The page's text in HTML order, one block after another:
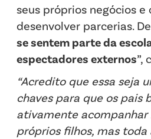
seus próprios negócios
desenvolver parcerias.
se sentem parte da
espectadores externos”,
“Acredito que essa seja
chaves para que os pais
ativamente acompanhar
próprios filhos, mas toda